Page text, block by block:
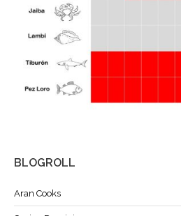
BLOGROLL
Aran Cooks